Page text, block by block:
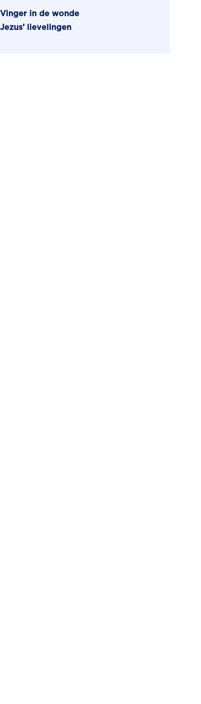
Vinger in de wonde
Jezus’ lievelingen